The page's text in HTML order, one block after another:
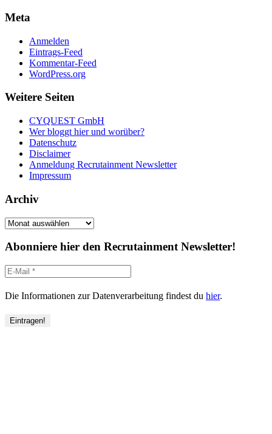
Meta
Anmelden
Eintrags-Feed
Kommentar-Feed
WordPress.org
Weitere Seiten
CYQUEST GmbH
Wer bloggt hier und worüber?
Datenschutz
Disclaimer
Anmeldung Recrutainment Newsletter
Impressum
Archiv
Archiv
Abonniere hier den Recrutainment Newsletter!
Die Informationen zur Datenverarbeitung findest du hier.